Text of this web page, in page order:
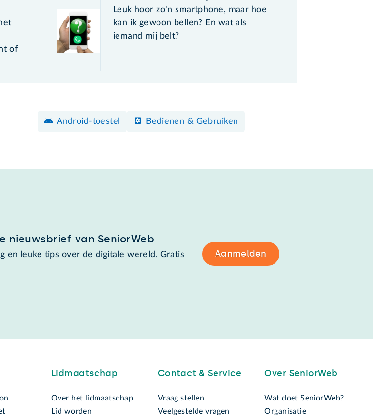
of
Leuk hoor zo'n smartphone, maar hoe
kan ik gewoon bellen? En wat als
iemand mij belt?
Android-toestel Bedienen & Gebruiken
nieuwsbrief van SeniorWeb
en leuke tips over de digitale wereld. Gratis
Aanmelden
Lidmaatschap
Over het lidmaatschap
Lid worden
Contact & Service
Vraag stellen
Veelgestelde vragen
Over SeniorWeb
Wat doet SeniorWeb?
Organisatie